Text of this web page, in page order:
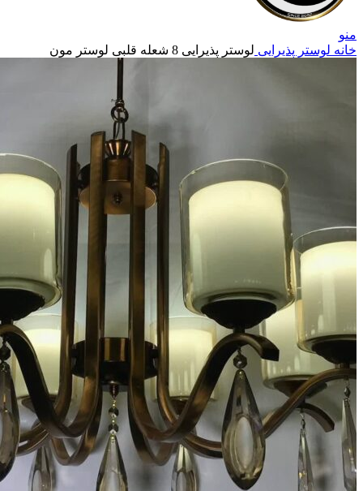
منو
خانه لوستر پذیرایی لوستر پذیرایی 8 شعله قلبی لوستر مون